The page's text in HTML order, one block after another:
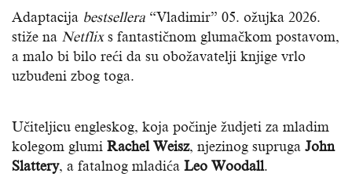
Adaptacija bestsellera “Vladimir” 05. ožujka 2026.
stiže na Netflixs fantastičnom glumačkom postavom,
a malo bi bilo reći da su obožavatelji knjige vrlo
uzbuđeni zbog toga.
Učiteljicu engleskog, koja počinje žudjeti za mladim
kolegom glumi Rachel Weisz, njezinog supruga John
Slattery, a fatalnog mladića Leo Woodall.